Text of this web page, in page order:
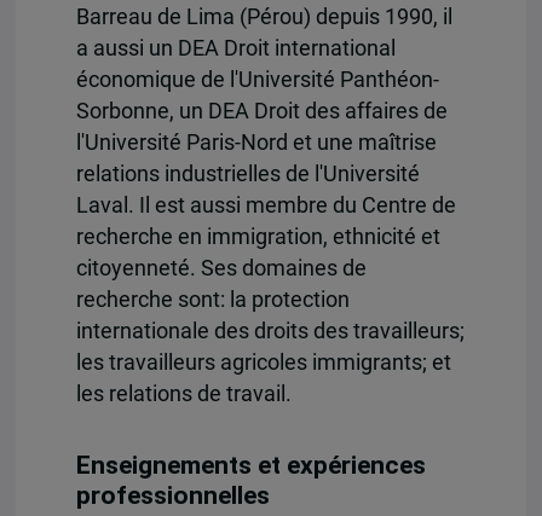
Barreau de Lima (Pérou) depuis 1990, il
a aussi un DEA Droit international
économique de l'Université Panthéon-
Sorbonne, un DEA Droit des affaires de
l'Université Paris-Nord et une maîtrise
relations industrielles de l'Université
Laval. Il est aussi membre du Centre de
recherche en immigration, ethnicité et
citoyenneté. Ses domaines de
recherche sont: la protection
internationale des droits des travailleurs;
les travailleurs agricoles immigrants; et
les relations de travail.
Enseignements et expériences
professionnelles